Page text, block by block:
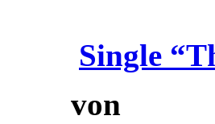
Single
von